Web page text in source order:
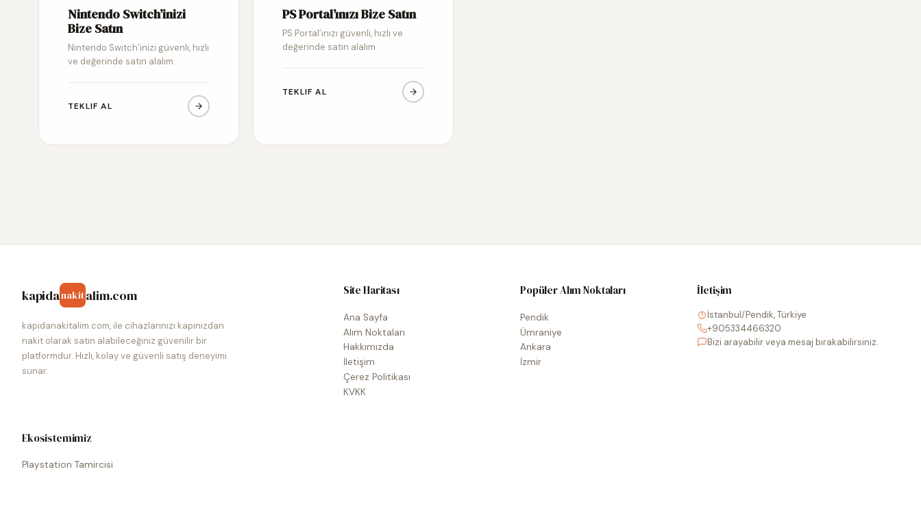
Nintendo Switch’inizi
Bize Satın
Nintendo Switch’inizi güvenli, hızlı
ve değerinde satın alalım
TEKLIF AL
PS Portal’ınızı Bize Satın
PS Portal’ınızı güvenli, hızlı ve
değerinde satın alalım
TEKLIF AL
kapidanakitalim.com
kapidanakitalim.com, ile cihazlarınızı kapınızdan
nakit olarak satın alabileceğiniz güvenilir bir
platformdur. Hızlı, kolay ve güvenli satış deneyimi
sunar.
Site Haritası
Ana Sayfa
Alım Noktaları
Hakkımızda
İletişim
Çerez Politikası
KVKK
Popüler Alım Noktaları
Pendik
Ümraniye
Ankara
İzmir
İletişim
İstanbul/Pendik, Türkiye
+905334466320
Bizi arayabilir veya mesaj bırakabilirsiniz.
Ekosistemimiz
Playstation Tamircisi